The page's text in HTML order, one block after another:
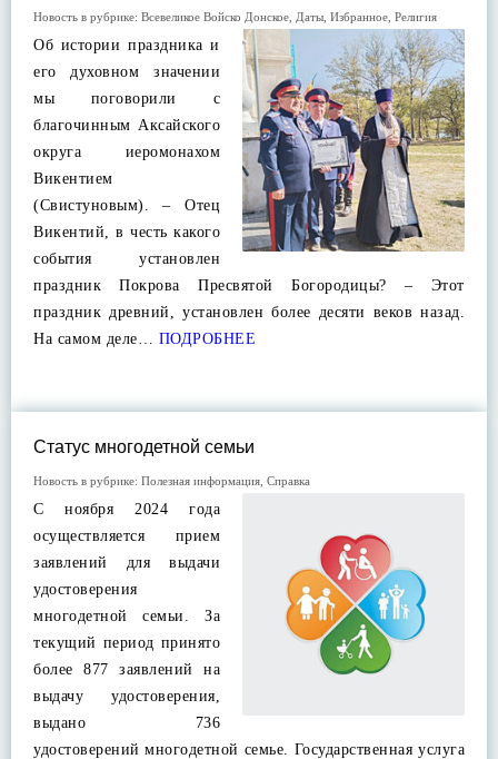
Новость в рубрике: Всевеликое Войско Донское Даты Избранное Религия
Об истории праздника и
его духовном значении
мы поговорили с
благочинным Аксайского
округа иеромонахом
Викентием
(Свистуновым). – Отец
Викентий, в честь какого
события установлен
праздник Покрова Пресвятой Богородицы? – Этот
праздник древний, установлен более десяти веков назад.
На самом деле… ПОДРОБНЕЕ
Статус многодетной семьи
Новость в рубрике: Полезная информация Справка
С ноября 2024 года
осуществляется прием
заявлений для выдачи
удостоверения
многодетной семьи. За
текущий период принято
более 877 заявлений на
выдачу удостоверения,
выдано 736
удостоверений многодетной семье. Государственная услуга